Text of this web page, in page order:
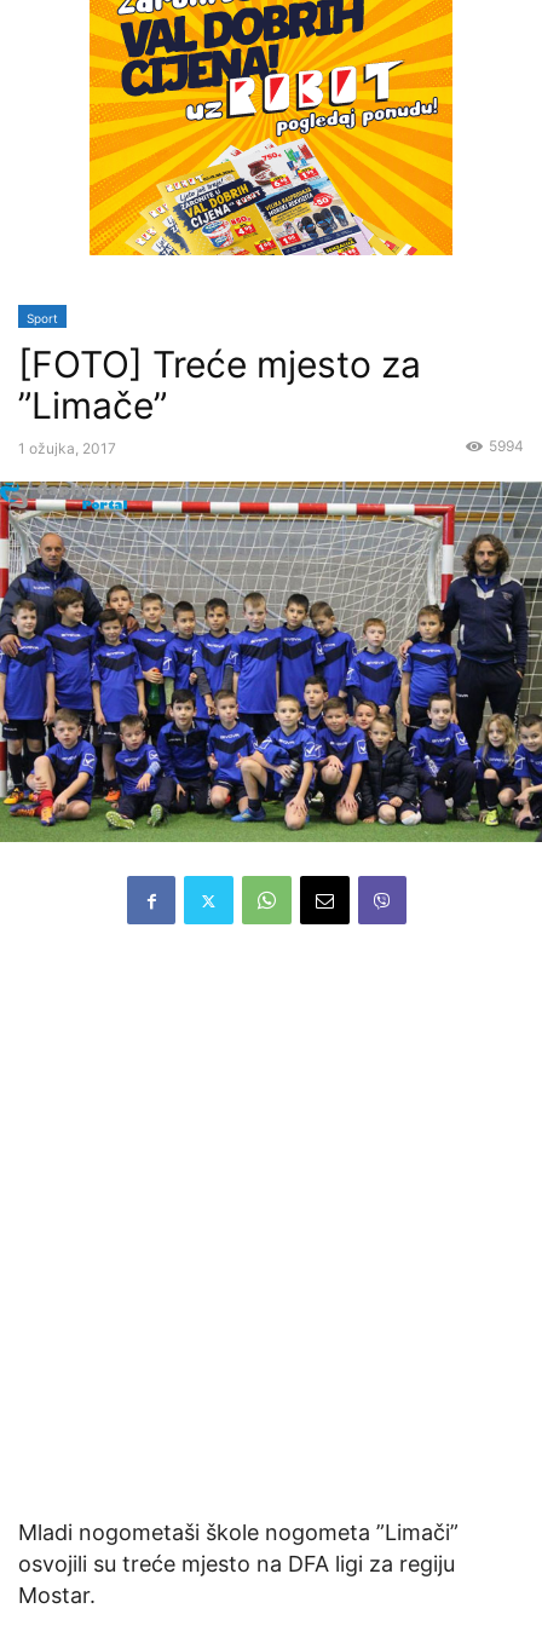
Sport
[FOTO] Treće mjesto za
”Limače”
1 ožujka, 2017 5994
Mladi nogometaši škole nogometa ”Limači”
osvojili su treće mjesto na DFA ligi za regiju
Mostar.